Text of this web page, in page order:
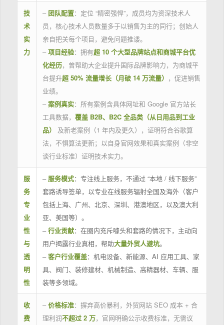
技
术
实
力
– 团队配置：定位 “精密强悍”，成员均为资深技术人
员，核心技术人员数量多于以销售为主的同行；创始人
亲自把关每个项目，避免问题推诿。
– 项目经验：拥有超 10 个大型品牌站点和商城平台优
化经历，曾帮助大企业提升国际品牌影响力，为商城平
台提升超 50% 流量增长（月破 14 万流量） ，促进销售
业绩。
– 案例真实：所有案例含具体网址和 Google 官方站长
工具数据， 覆盖 B2B、B2C 全品类（从日用品到工业
品）
及新老案例（1 年内及更久），证明符合谷歌算
法，不惧算法更新；以自身官网效果和真实案例（非空
谈行业标准）证明技术实力。
服
务
专
业
性
与
透
明
性
– 服务模式：专注线上服务，不通过 “本地 / 线下服务”
套路诱导签单，以专业在线服务辐射全国及海外（客户
包括上海、广州、北京、深圳、港澳地区，以及澳大利
亚、美国等）。
–行业贡献：在圈内充斥噱头和套路的情况下，主动向
用户揭露行业真相，帮助大量外贸人避坑。
–客户行业覆盖：机电设备、新能源、AI 应用工具、家
具、阀门、装修建材、机械制造、高精器材、车辆、服
装等多领域。
收
费
– 价格标准：摒弃高价暴利，外贸网站 SEO 成本 + 合
理利润不超过 2 万，官网明确公示收费标准，无需议